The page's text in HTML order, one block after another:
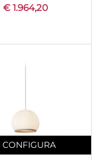
€ 1.964,20
Quantità
CONFIGURA